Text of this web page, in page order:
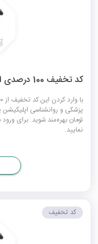
کد تخفیف 100 درصدی اولین مشاوره آنلاین پزشکی آپ
تومان بهره‌مند شوید. برای
نمایید.
کد تخفیف